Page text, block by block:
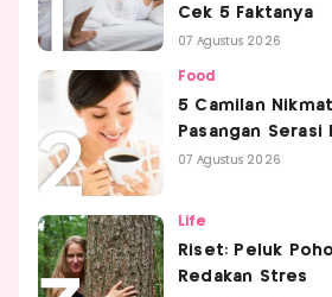
Cek 5 Faktanya
07 Agustus 2026
Food
5 Camilan
Pasangan Serasi
07 Agustus 2026
Life
Riset: Peluk
Redakan Stres